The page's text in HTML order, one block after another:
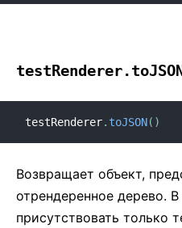
testRenderer. toJSON( )
Возвращает объект,
отрендеренное дерево.
присутствовать только